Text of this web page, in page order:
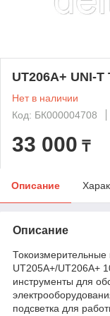
UT206A+ UNI-
Нет в наличии
Код: БК000004708
33 000 ₸
Описание
Описание
UT205A+/UT206A+
инструменты для
подсветка для